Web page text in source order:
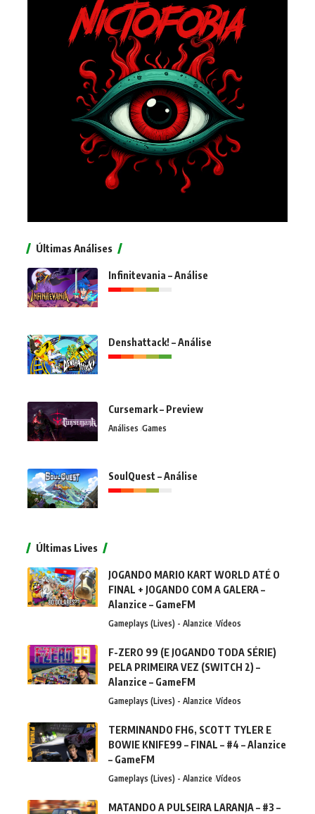
Últimas Análises
Infinitevania – Análise
Denshattack! – Análise
Cursemark – Preview
Análises Games
SoulQuest – Análise
Últimas Lives
JOGANDO MARIO KART WORLD ATÉ O
FINAL + JOGANDO COM A GALERA –
Alanzice – GameFM
Gameplays (Lives) - Alanzice Vídeos
F-ZERO 99 (E JOGANDO TODA SÉRIE)
PELA PRIMEIRA VEZ (SWITCH 2) –
Alanzice – GameFM
Gameplays (Lives) - Alanzice Vídeos
TERMINANDO FH6, SCOTT TYLER E
BOWIE KNIFE99 – FINAL – #4 – Alanzice
– GameFM
Gameplays (Lives) - Alanzice Vídeos
MATANDO A PULSEIRA LARANJA – #3 –